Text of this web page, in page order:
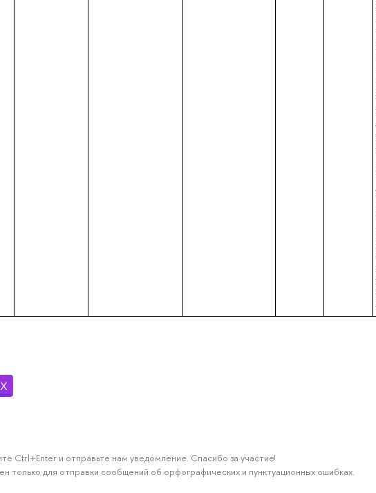
Ctrl+Enter и отправьте нам уведомление. Спасибо за участие!
только для отправки сообщений об орфографических и пунктуационных ошибках.